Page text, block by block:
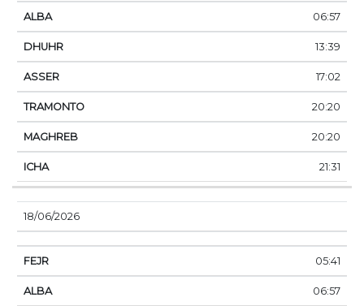
06:57
13:39
17:02
20:20
20:20
21:31
18/06/2026
05:41
06:57